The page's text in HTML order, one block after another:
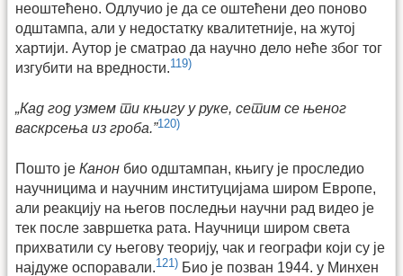
неоштећено. Одлучио је да се оштећени део поново
одштампа, али у недостатку квалитетније, на жутој
хартији. Аутор је сматрао да научно дело неће због тог
изгубити на вредности.119)
„Кад год узмем ти књигу у руке, сетим се њеног
васкрсења из гроба.”120)
Пошто је Канон био одштампан, књигу је проследио
научницима и научним институцијама широм Европе,
али реакцију на његов последњи научни рад видео је
тек после завршетка рата. Научници широм света
прихватили су његову теорију, чак и географи који су је
најдуже оспоравали.121) Био је позван 1944. у Минхен